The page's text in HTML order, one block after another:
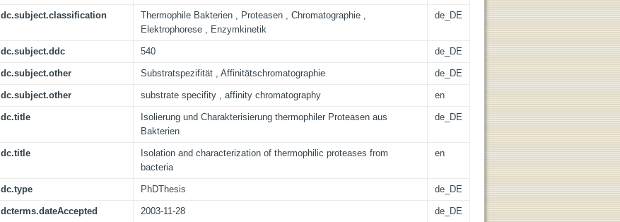
dc.subject.classification
Thermophile Bakterien , Proteasen , Chromatographie ,
Elektrophorese , Enzymkinetik
de_DE
dc.subject.ddc 540 de_DE
dc.subject.other Substratspezifität , Affinitätschromatographie de_DE
dc.subject.other substrate specifity , affinity chromatography en
dc.title
Isolierung und Charakterisierung thermophiler Proteasen aus
Bakterien
de_DE
dc.title
Isolation and characterization of thermophilic proteases from
bacteria
en
dc.type PhDThesis de_DE
dcterms.dateAccepted 2003-11-28 de_DE